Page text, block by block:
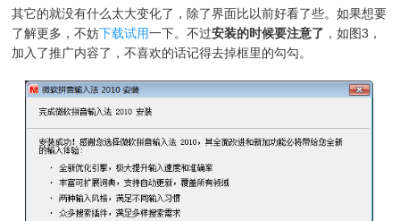
其它的就没有什么太大变化了，除了界面比以前好看了些。如果想要
了解更多，不妨下载试用一下。不过安装的时候要注意了 ，如图3，
加入了推广内容了，不喜欢的话记得去掉框里的勾勾。